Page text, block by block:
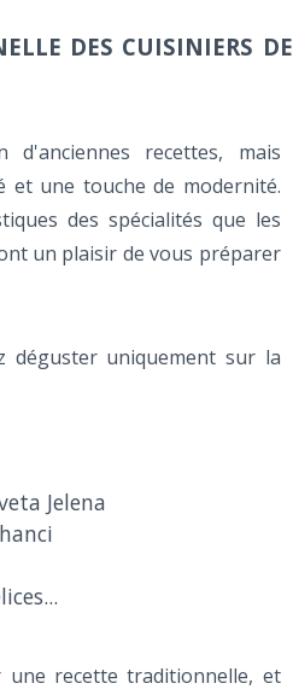
DES CUISINIERS DE
d'anciennes recettes, mais
et une touche de modernité.
des spécialités que les
un plaisir de vous préparer
déguster uniquement sur la
Jelena
une recette traditionnelle, et